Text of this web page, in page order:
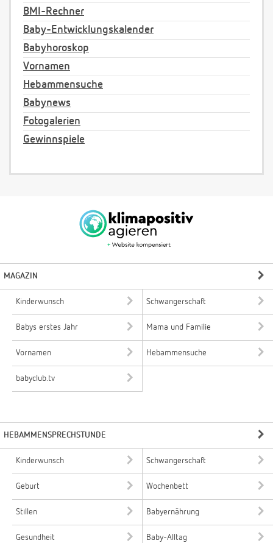
BMI-Rechner
Baby-Entwicklungskalender
Babyhoroskop
Vornamen
Hebammensuche
Babynews
Fotogalerien
Gewinnspiele
MAGAZIN
Kinderwunsch Schwangerschaft
Babys erstes Jahr Mama und Familie
Vornamen Hebammensuche
babyclub.tv
HEBAMMENSPRECHSTUNDE
Kinderwunsch Schwangerschaft
Geburt Wochenbett
Stillen Babyernährung
Gesundheit Baby-Alltag